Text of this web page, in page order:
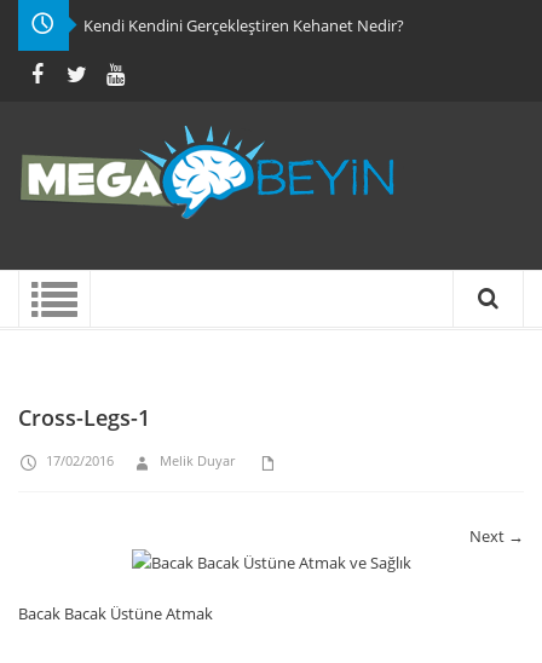
Kendi Kendini Gerçekleştiren Kehanet Nedir?
Cross-Legs-1
17/02/2016 Melik Duyar
Next →
Bacak Bacak Üstüne Atmak